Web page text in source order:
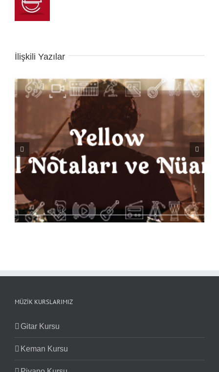
İlişkili Yazılar
Seven Nation Army Davul Notaları ve Nüansları
MÜZIK KURSLARIMIZ
Gitar Kursu
Keman Kursu